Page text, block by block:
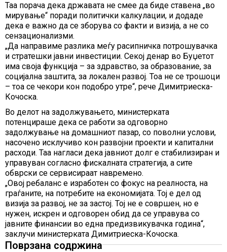
Таа порача дека државата не смее да биде ставена „во
мирување“ поради политички калкулации, и додаде
дека е важно да се зборува со факти и визија, а не со
сензационализми.
„Да направиме разлика меѓу расипничка потрошувачка
и стратешки јавни инвестиции. Секој денар во Буџетот
има своја функција – за здравство, за образование, за
социјална заштита, за локален развој. Тоа не се трошоци
– тоа се чекори кон подобро утре“, рече Димитриеска-
Кочоска.
Во делот на задолжувањето, министерката
потенцираше дека се работи за одговорно
задолжување на домашниот пазар, со поволни услови,
насочено исклучиво кон развојни проекти и капитални
расходи. Таа нагласи дека јавниот долг е стабилизиран и
управуван согласно фискалната стратегија, а сите
обврски се сервисираат навремено.
„Овој ребаланс е изработен со фокус на реалноста, на
граѓаните, на потребите на економијата. Тој е дел од
визија за развој, не за застој. Тој не е совршен, но е
нужен, искрен и одговорен обид да се управува со
јавните финансии во една предизвикувачка година“,
заклучи министерката Димитриеска-Кочоска.
Поврзана содржина